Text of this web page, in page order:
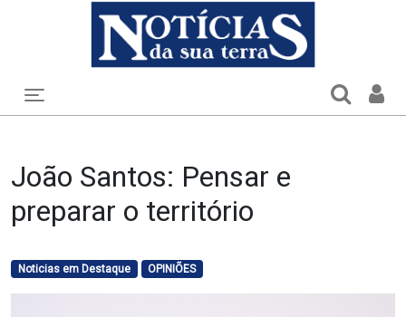
Toggle navigation
João Santos: Pensar e
preparar o território
Noticias em Destaque OPINIÕES